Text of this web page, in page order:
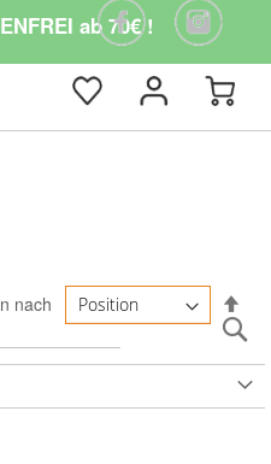
ab 70€ !
nach